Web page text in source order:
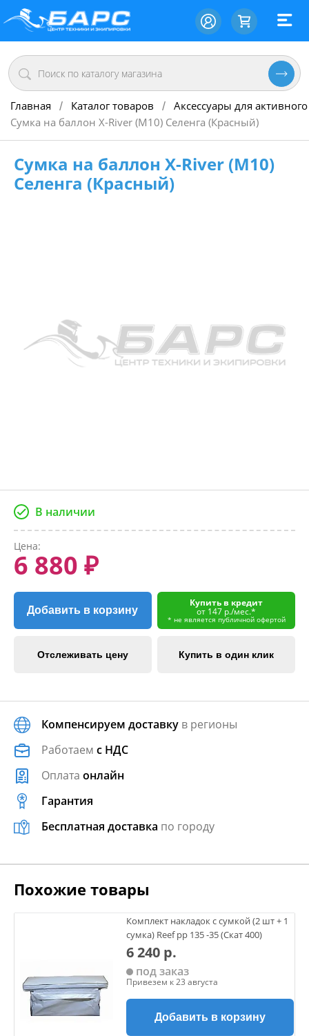
Главная / Каталог товаров / Аксессуары для
Сумка на баллон X-River (М10) Селенга (Красный)
Сумка на баллон X-River (М10)
Селенга (Красный)
В наличии
Цена:
6 880 ₽
Добавить в корзину
Купить в кредит
от 147 р./мес.*
* не является публичной офертой
Отслеживать цену Купить в один клик
Компенсируем доставку в регионы
Работаем с НДС
Оплата онлайн
Гарантия
Бесплатная доставка по городу
Похожие товары
Комплект накладок с сумкой (2 шт + 1
сумка) Reef рр 135 -35 (Скат 400)
6 240 р.
под заказ
Привезем к 23 августа
Добавить в корзину